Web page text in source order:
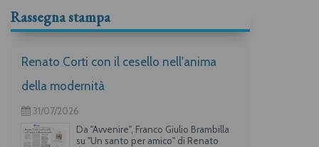
Rassegna stampa
Renato Corti con il cesello nell'anima
della modernità
31/07/2026
Da "Avvenire", Franco Giulio Brambilla
su "Un santo per amico" di Renato